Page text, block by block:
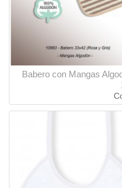
Babero con Mangas